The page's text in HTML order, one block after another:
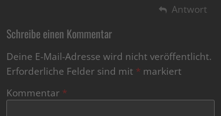
Antwort
Schreibe einen Kommentar
Deine E-Mail-Adresse wird nicht veröffentlicht.
Erforderliche Felder sind mit * markiert
Kommentar *